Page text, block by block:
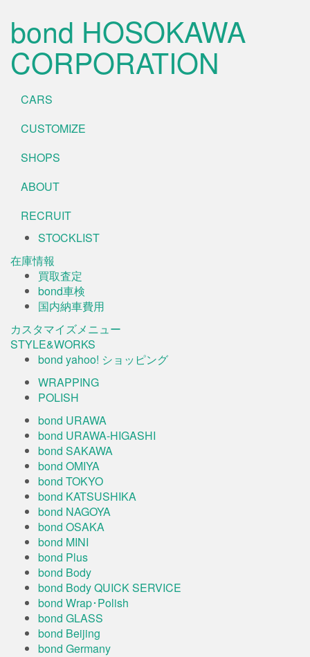
bond HOSOKAWA
CORPORATION
CARS
CUSTOMIZE
SHOPS
ABOUT
RECRUIT
STOCKLIST
在庫情報
買取査定
bond車検
国内納車費用
カスタマイズメニュー
STYLE&WORKS
bond yahoo! ショッピング
WRAPPING
POLISH
bond URAWA
bond URAWA-HIGASHI
bond SAKAWA
bond OMIYA
bond TOKYO
bond KATSUSHIKA
bond NAGOYA
bond OSAKA
bond MINI
bond Plus
bond Body
bond Body QUICK SERVICE
bond Wrap･Polish
bond GLASS
bond Beijing
bond Germany